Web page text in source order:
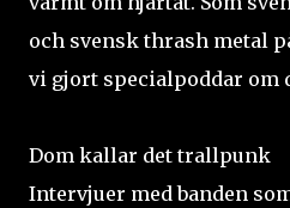
och svensk thrash metal
vi gjort specialpoddar om
Dom kallar det trallpunk
Intervjuer med banden